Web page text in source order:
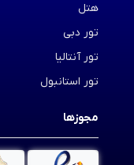
هتل
تور دبی
تور آنتالیا
تور استانبول
مجوزها